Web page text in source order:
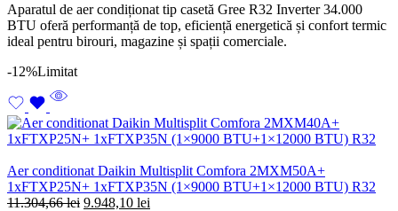
a
fost:
13.564,22 lei.
este:
13.462,22 lei.
Aparatul de aer condiționat tip casetă Gree R32 Inverter 34.000
BTU oferă performanță de top, eficiență energetică și confort termic
ideal pentru birouri, magazine și spații comerciale.
-12%Limitat
Aer conditionat Daikin Multisplit Comfora 2MXM50A+
1xFTXP25N+ 1xFTXP35N (1×9000 BTU+1×12000 BTU) R32
11.304,66lei Prețul
9.948,10 lei